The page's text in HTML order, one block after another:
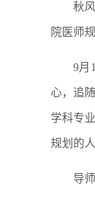
秋
院医师
9月
心，追
学科专
规划的
导